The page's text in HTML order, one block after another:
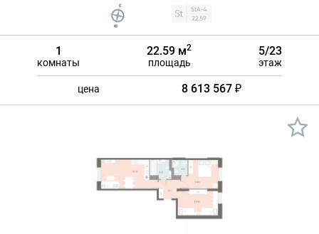
1
комнаты
22.59 м2
площадь
5/23
этаж
цена 8 613 567 ₽